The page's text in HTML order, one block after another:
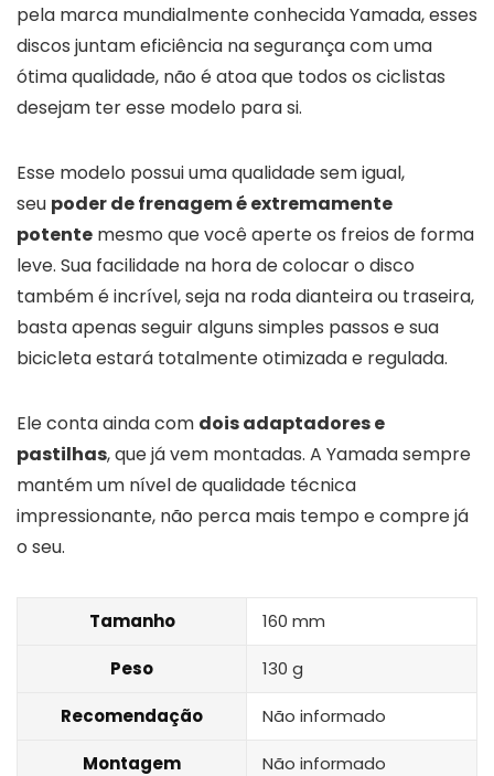
pela marca mundialmente conhecida Yamada, esses
discos juntam eficiência na segurança com uma
ótima qualidade, não é atoa que todos os ciclistas
desejam ter esse modelo para si.
Esse modelo possui uma qualidade sem igual,
seu poder de frenagem é extremamente
potente mesmo que você aperte os freios de forma
leve. Sua facilidade na hora de colocar o disco
também é incrível, seja na roda dianteira ou traseira,
basta apenas seguir alguns simples passos e sua
bicicleta estará totalmente otimizada e regulada.
Ele conta ainda com dois adaptadores e
pastilhas, que já vem montadas. A Yamada sempre
mantém um nível de qualidade técnica
impressionante, não perca mais tempo e compre já
o seu.
Tamanho 160 mm
Peso 130 g
Recomendação Não informado
Montagem Não informado